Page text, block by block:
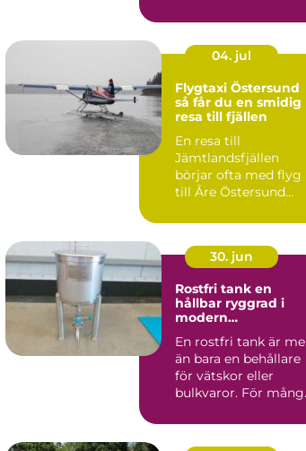
04. jul
Flygtaxi Östersund
så får du en smidig
resa till fjällen
En resa till
Jämtlandsfjällen
börjar ofta med flyg
till Åre Östersund
man sig e...
30. jun
Rostfri tank en
hållbar ryggrad i
modern
En rostfri tank är
än bara en behållare
för vätskor eller
bulkvaror. För